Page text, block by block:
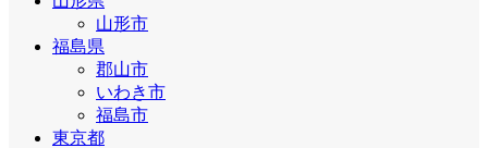
山形市
福島県
郡山市
いわき市
福島市
東京都